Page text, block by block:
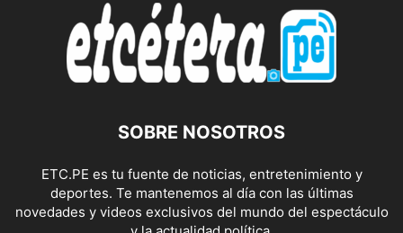
SOBRE NOSOTROS
ETC.PE es tu fuente de noticias, entretenimiento y
deportes. Te mantenemos al día con las últimas
novedades y videos exclusivos del mundo del espectáculo